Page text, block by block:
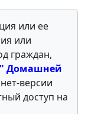
или ее
или
граждан,
Домашней
версии
доступ на